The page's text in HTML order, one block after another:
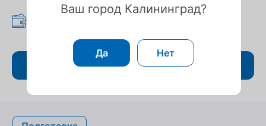
Записаться
Ваш город Калининград?
Да Нет